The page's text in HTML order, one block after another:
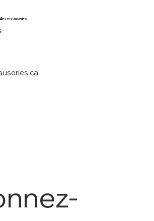
et causeries